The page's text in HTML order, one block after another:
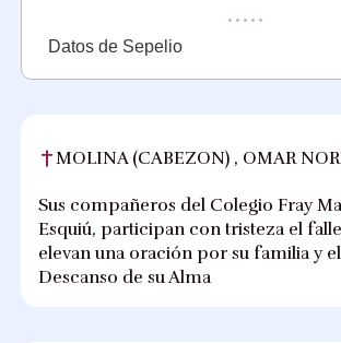
Datos de Sepelio
MOLINA (CABEZON) , OMAR
Sus compañeros del Colegio Fray
Esquiú, participan con tristeza el
elevan una oración por su familia y
Descanso de su Alma